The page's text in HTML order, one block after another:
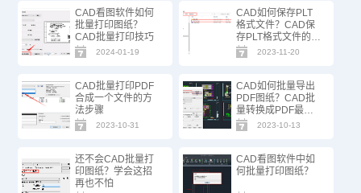
CAD看图软件如何
批量打印图纸？
CAD批量打印技巧
2024-01-19
CAD如何保存PLT
格式文件？CAD保
存PLT格式文件的方
法
2023-11-20
CAD批量打印PDF
合成一个文件的方
法步骤
2023-10-31
CAD如何批量导出
PDF图纸？CAD批
量转换成PDF最简
单方法2023-10-13
还不会CAD批量打
印图纸？学会这招
再也不怕
CAD看图软件中如
何批量打印图纸？